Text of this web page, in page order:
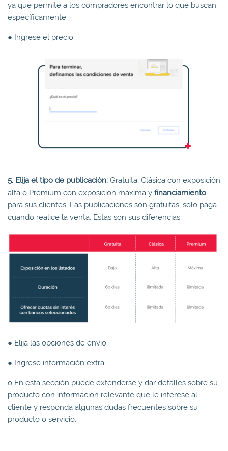
ya que permite a los compradores encontrar lo que buscan
específicamente.
● Ingrese el precio.
5. Elija el tipo de publicación: Gratuita, Clásica con exposición
alta o Premium con exposición máxima y financiamiento
para sus clientes. Las publicaciones son gratuitas, solo paga
cuando realice la venta. Estas son sus diferencias:
● Elija las opciones de envío.
● Ingrese información extra.
o En esta sección puede extenderse y dar detalles sobre su
producto con información relevante que le interese al
cliente y responda algunas dudas frecuentes sobre su
producto o servicio.